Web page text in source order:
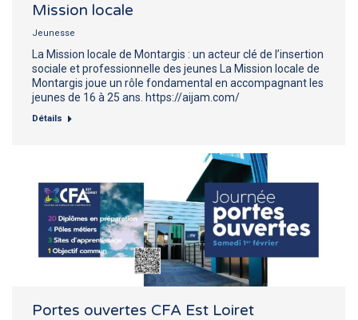
Mission locale
Jeunesse
La Mission locale de Montargis : un acteur clé de l’insertion
sociale et professionnelle des jeunes La Mission locale de
Montargis joue un rôle fondamental en accompagnant les
jeunes de 16 à 25 ans. https://aijam.com/
Détails
Portes ouvertes CFA Est Loiret